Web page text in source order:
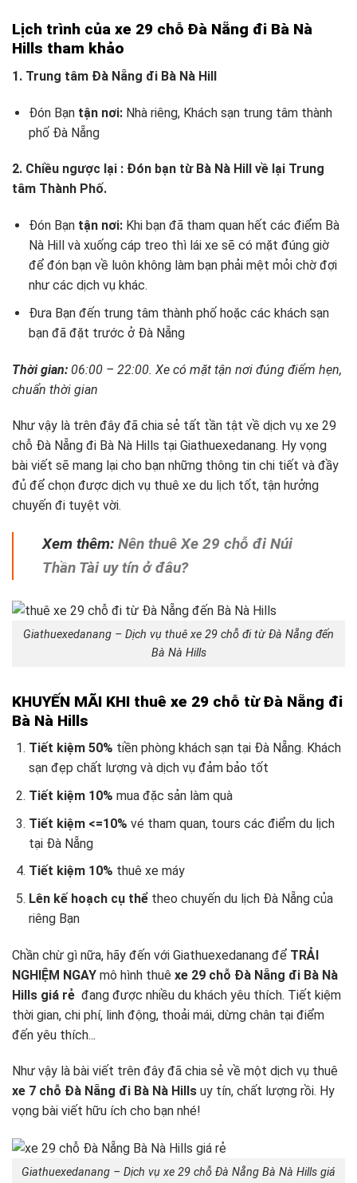
Lịch trình của xe 29 chỗ Đà Nẵng đi Bà Nà
Hills tham khảo
1. Trung tâm Đà Nẵng đi Bà Nà Hill
Đón Bạn tận nơi:Nhà riêng, Khách sạn trung tâm thành
phố Đà Nẵng
2. Chiều ngược lại : Đón bạn từ Bà Nà Hill về lại Trung
tâm Thành Phố.
Đón Bạn tận nơi: Khi bạn đã tham quan hết các điểm Bà
Nà Hill và xuống cáp treo thì lái xe sẽ có mặt đúng giờ
để đón bạn về luôn không làm bạn phải mệt mỏi chờ đợi
như các dịch vụ khác.
Đưa Bạn đến trung tâm thành phố hoặc các khách sạn
bạn đã đặt trước ở Đà Nẵng
Thời gian: 06:00 – 22:00. Xe có mặt tận nơi đúng điểm hẹn,
chuẩn thời gian
Như vậy là trên đây đã chia sẻ tất tần tật về dịch vụ xe 29
chỗ Đà Nẵng đi Bà Nà Hills tại Giathuexedanang. Hy vọng
bài viết sẽ mang lại cho bạn những thông tin chi tiết và đầy
đủ để chọn được dịch vụ thuê xe du lịch tốt, tận hưởng
chuyến đi tuyệt vời.
Xem thêm: Nên thuê Xe 29 chỗ đi Núi
Thần Tài uy tín ở đâu?
Giathuexedanang – Dịch vụ thuê xe 29 chỗ đi từ Đà Nẵng đến
Bà Nà Hills
KHUYẾN MÃI KHI thuê xe 29 chỗ từ Đà Nẵng đi
Bà Nà Hills
Tiết kiệm 50% tiền phòng khách sạn tại Đà Nẵng. Khách
sạn đẹp chất lượng và dịch vụ đảm bảo tốt
Tiết kiệm 10% mua đặc sản làm quà
Tiết kiệm <=10% vé tham quan, tours các điểm du lịch
tại Đà Nẵng
Tiết kiệm 10% thuê xe máy
Lên kế hoạch cụ thể theo chuyến du lịch Đà Nẵng của
riêng Bạn
Chần chừ gì nữa, hãy đến với Giathuexedanang để TRẢI
NGHIỆM NGAY mô hình thuê xe 29 chỗ Đà Nẵng đi Bà Nà
Hills giá rẻ đang được nhiều du khách yêu thích. Tiết kiệm
thời gian, chi phí, linh động, thoải mái, dừng chân tại điểm
đến yêu thích...
Như vậy là bài viết trên đây đã chia sẻ về một dịch vụ thuê
xe 7 chỗ Đà Nẵng đi Bà Nà Hills uy tín, chất lượng rồi. Hy
vọng bài viết hữu ích cho bạn nhé!
Giathuexedanang – Dịch vụ xe 29 chỗ Đà Nẵng Bà Nà Hills giá